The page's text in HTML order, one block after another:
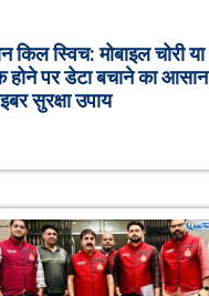
किल स्विच: मोबाइल चोरी या
होने पर डेटा बचाने का आसान
सुरक्षा उपाय